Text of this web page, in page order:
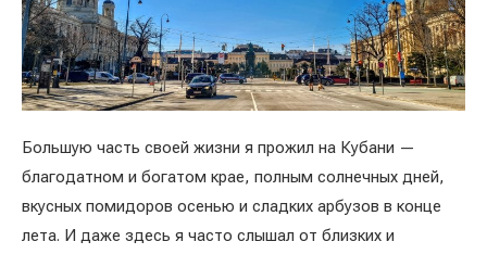
Большую часть своей жизни я прожил на Кубани —
благодатном и богатом крае, полным солнечных дней,
вкусных помидоров осенью и сладких арбузов в конце
лета. И даже здесь я часто слышал от близких и